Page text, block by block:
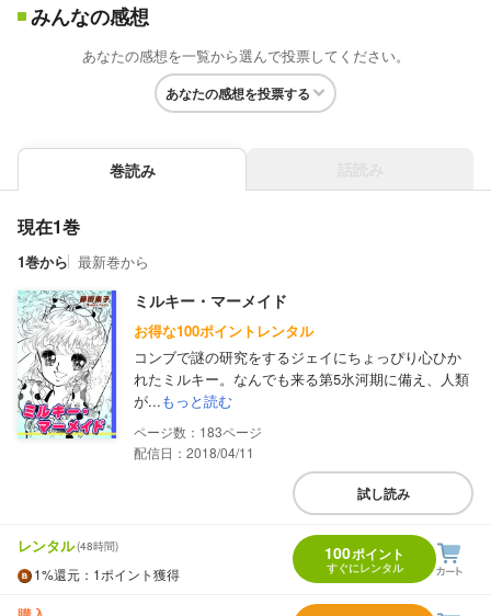
みんなの感想
あなたの感想を一覧から選んで投票してください。
あなたの感想を投票する
巻読み
現在1巻
1巻から 最新巻から
ミルキー・マーメイド
お得な100ポイントレンタル
コンブで謎の研究をするジェイにちょっぴり心ひか
れたミルキー。なんでも来る第5氷河期に備え、人類
が...もっと読む
183
配信日：2018/04/11
試し読み
レンタル(48時間)
1%還元 ：1ポイント獲得
100ポイント
すぐにレンタル